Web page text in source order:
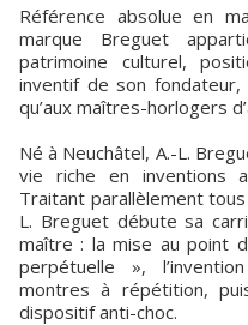
Référence absolue en
marque Breguet
patrimoine culturel,
inventif de son fondateur,
qu’aux maîtres-horlogers
Né à Neuchâtel, A.-L.
vie riche en inventions
Traitant parallèlement
L. Breguet débute sa
maître : la mise au point
perpétuelle »,
montres à répétition,
dispositif anti-choc.